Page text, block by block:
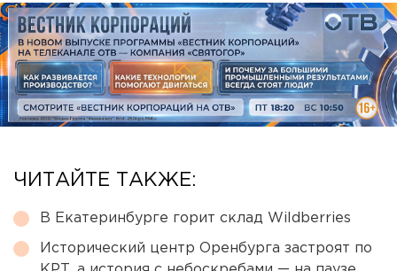
ЧИТАЙТЕ ТАКЖЕ:
В Екатеринбурге горит склад Wildberries
Исторический центр Оренбурга застроят по